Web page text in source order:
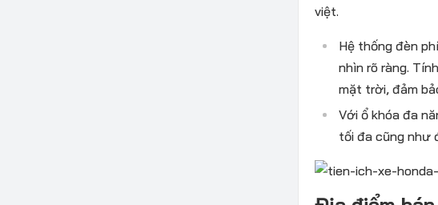
việt.
Hệ thống đèn
nhìn rõ ràng.
mặt trời, đảm
Với ổ khóa đa
tối đa cũng như